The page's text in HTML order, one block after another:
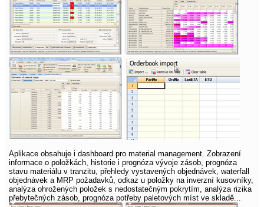
Aplikace obsahuje i dashboard pro material management. Zobrazení
informace o položkách, historie i prognóza vývoje zásob, prognóza
stavu materiálu v tranzitu, přehledy vystavených objednávek, waterfall
objednávek a MRP požadavků, odkaz u položky na inverzní kusovníky,
analýza ohrožených položek s nedostatečným pokrytím, analýza rizika
přebytečných zásob, prognóza potřeby paletových míst ve skladě...